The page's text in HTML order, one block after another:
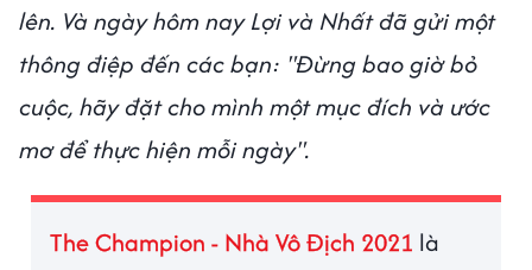
lên. Và ngày hôm nay Lợi và Nhất đã gửi một
thông điệp đến các bạn: "Đừng bao giờ bỏ
cuộc, hãy đặt cho mình một mục đích và ước
mơ để thực hiện mỗi ngày".
The Champion - Nhà Vô Địch 2021 là